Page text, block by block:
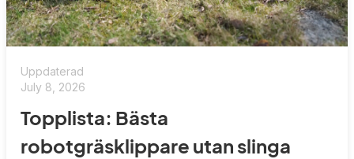
Uppdaterad
July 8, 2026
Topplista: Bästa
robotgräsklippare utan slinga